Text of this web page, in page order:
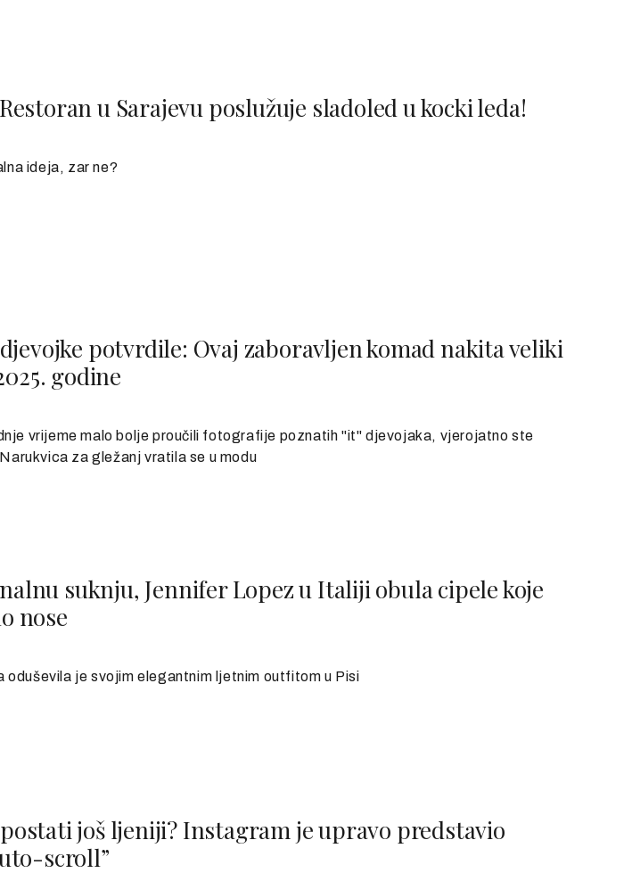
u Sarajevu poslužuje sladoled u kocki leda!
ideja, zar ne?
djevojke potvrdile: Ovaj zaboravljen komad nakita veliki
godine
vrijeme malo bolje proučili fotografije poznatih "it" djevojaka, vjerojatno ste
za gležanj vratila se u modu
suknju, Jennifer Lopez u Italiji obula cipele koje
nose
oduševila je svojim elegantnim ljetnim outfitom u Pisi
još ljeniji? Instagram je upravo predstavio
scroll”